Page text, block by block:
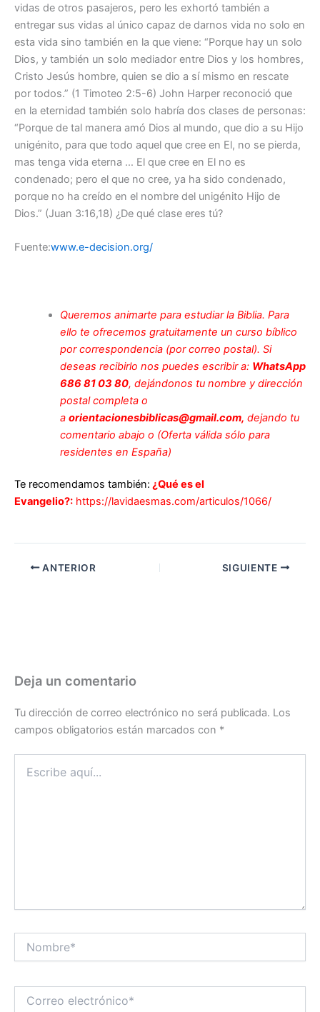
vidas de otros pasajeros, pero les exhortó también a
entregar sus vidas al único capaz de darnos vida no solo en
esta vida sino también en la que viene: “Porque hay un solo
Dios, y también un solo mediador entre Dios y los hombres,
Cristo Jesús hombre, quien se dio a sí mismo en rescate
por todos.” (1 Timoteo 2:5-6) John Harper reconoció que
en la eternidad también solo habría dos clases de personas:
“Porque de tal manera amó Dios al mundo, que dio a su Hijo
unigénito, para que todo aquel que cree en El, no se pierda,
mas tenga vida eterna … El que cree en El no es
condenado; pero el que no cree, ya ha sido condenado,
porque no ha creído en el nombre del unigénito Hijo de
Dios.” (Juan 3:16,18) ¿De qué clase eres tú?
Fuente:www.e-decision.org/
Queremos animarte para estudiar la Biblia. Para
ello te ofrecemos gratuitamente un curso bíblico
por correspondencia (por correo postal). Si
deseas recibirlo nos puedes escribir a: WhatsApp
686 81 03 80, dejándonos tu nombre y dirección
postal completa o
a orientacionesbiblicas@gmail.com, dejando tu
comentario abajo o (Oferta válida sólo para
residentes en España)
Te recomendamos también: ¿Qué es el
Evangelio?: https://lavidaesmas.com/articulos/1066/
ANTERIOR SIGUIENTE
Deja un comentario
Tu dirección de correo electrónico no será publicada. Los
campos obligatorios están marcados con *
aquí...
electrónico*